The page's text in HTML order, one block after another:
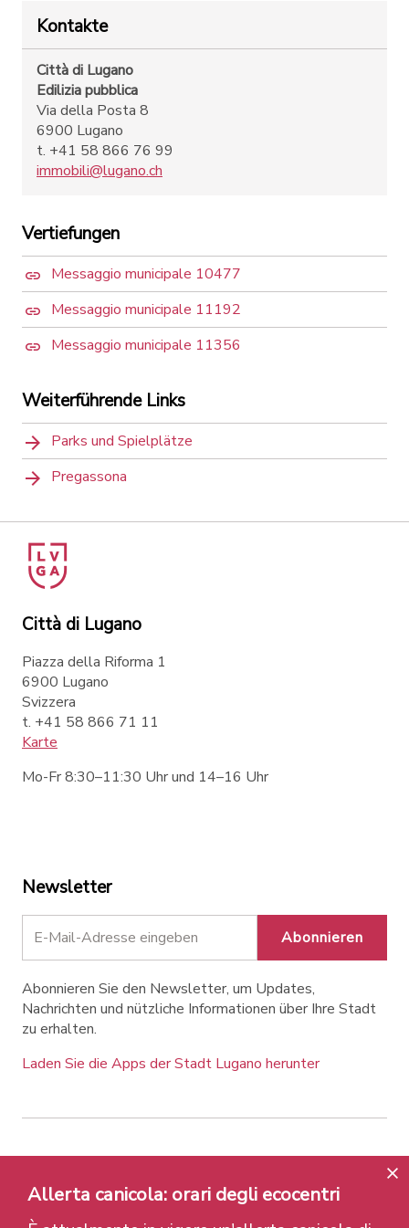
Kontakte
Città di Lugano
Edilizia pubblica
Via della Posta 8
6900 Lugano
t. +41 58 866 76 99
immobili@lugano.ch
Vertiefungen
Messaggio municipale 10477
Messaggio municipale 11192
Messaggio municipale 11356
Weiterführende Links
Parks und Spielplätze
Pregassona
Città di Lugano
Piazza della Riforma 1
6900 Lugano
Svizzera
t. +41 58 866 71 11
Karte
Mo-Fr 8:30–11:30 Uhr und 14–16 Uhr
Newsletter
Abonnieren
Abonnieren Sie den Newsletter, um Updates,
Nachrichten und nützliche Informationen über Ihre Stadt
zu erhalten.
Laden Sie die Apps der Stadt Lugano herunter
Contatti Links
Rechtlicher Hinweis
Datenschutzrichtlinie
Labels und Auszeichnungen
Credits
Allerta canicola: orari degli ecocentri